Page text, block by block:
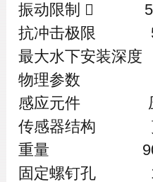
振动限制 
抗冲击极限
最大水下安装深
物理参数
感应元件 压
传感器结构
重量 90
固定螺钉孔 1/